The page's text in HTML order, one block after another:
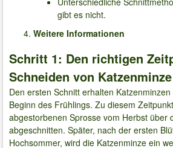
gibt es nicht.
Weitere Informationen
Schritt 1: Den richtigen
Schneiden von
Den ersten Schnitt erhalten
Beginn des Frühlings. Zu diesem
abgestorbenen Sprosse vom Herbst über
abgeschnitten. Später, nach der ersten
Hochsommer, wird die Katzenminze ein